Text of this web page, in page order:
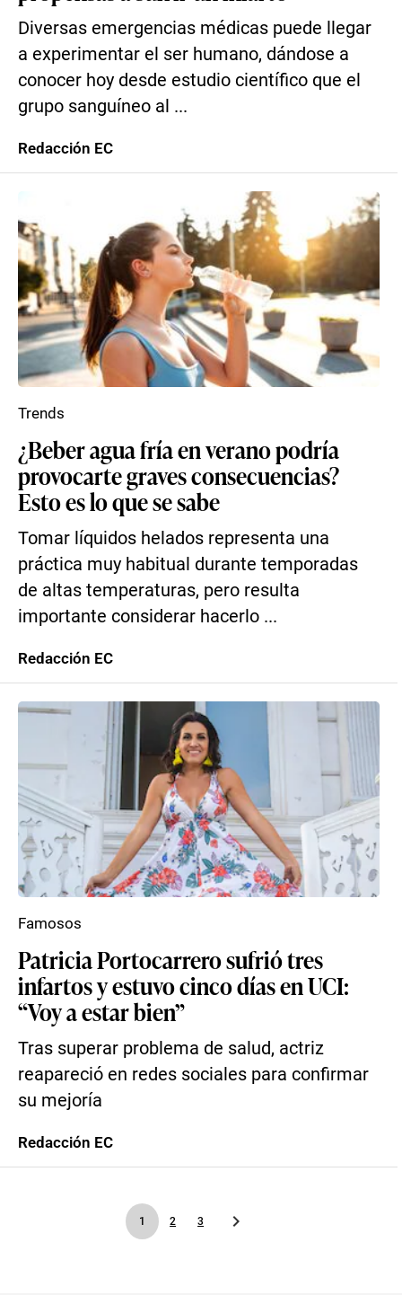
Diversas emergencias médicas puede llegar
a experimentar el ser humano, dándose a
conocer hoy desde estudio científico que el
grupo sanguíneo al ...
Redacción EC
¿Beber agua fría en verano podría
provocarte graves consecuencias?
Esto es lo que se sabe
Tomar líquidos helados representa una
práctica muy habitual durante temporadas
de altas temperaturas, pero resulta
importante considerar hacerlo ...
Trends
Redacción EC
Patricia Portocarrero sufrió tres
infartos y estuvo cinco días en UCI:
“Voy a estar bien”
Tras superar problema de salud, actriz
reapareció en redes sociales para confirmar
su mejoría
Famosos
Redacción EC
1 2 3